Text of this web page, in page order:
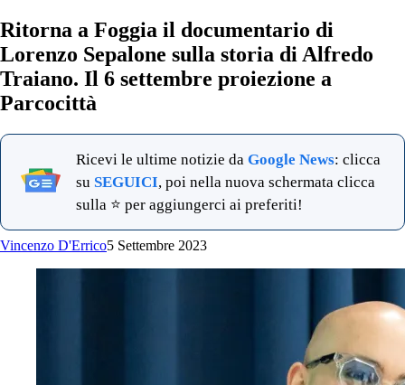
Ritorna a Foggia il documentario di
Lorenzo Sepalone sulla storia di Alfredo
Traiano. Il 6 settembre proiezione a
Parcocittà
Ricevi le ultime notizie da Google News: clicca
su SEGUICI, poi nella nuova schermata clicca
sulla ⭐ per aggiungerci ai preferiti!
Vincenzo D'Errico5 Settembre 2023